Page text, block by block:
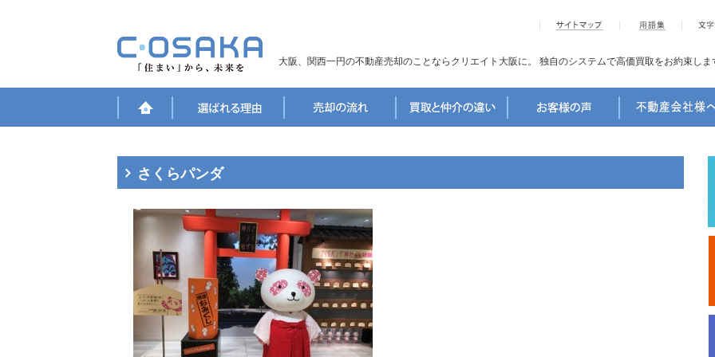
大阪、関西一円の不動産売却のことならクリエイト大阪に。 独自のシステムで高価買取をお約束しま
さくらパンダ